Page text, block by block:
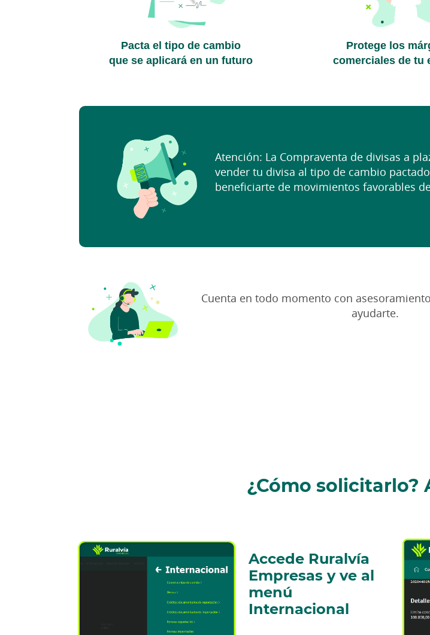
Pacta el tipo de cambio
que se aplicará en un futuro
Protege los
comerciales de tu
Atención: La Compraventa de divisas a
vender tu divisa al tipo de cambio
beneficiarte de movimientos favorables
Cuenta en todo momento con
ayudarte.
¿Cómo solicitarlo?
Accede Ruralvía
Empresas y ve al
menú
Internacional